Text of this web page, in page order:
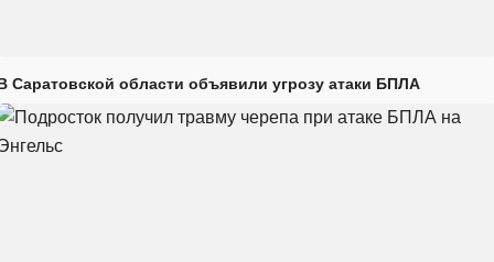
Саратовской области объявили угрозу атаки БПЛА